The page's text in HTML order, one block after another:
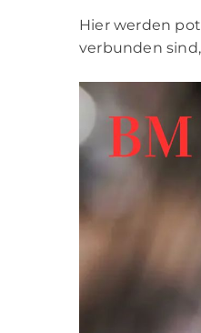
Hier werden
verbunden